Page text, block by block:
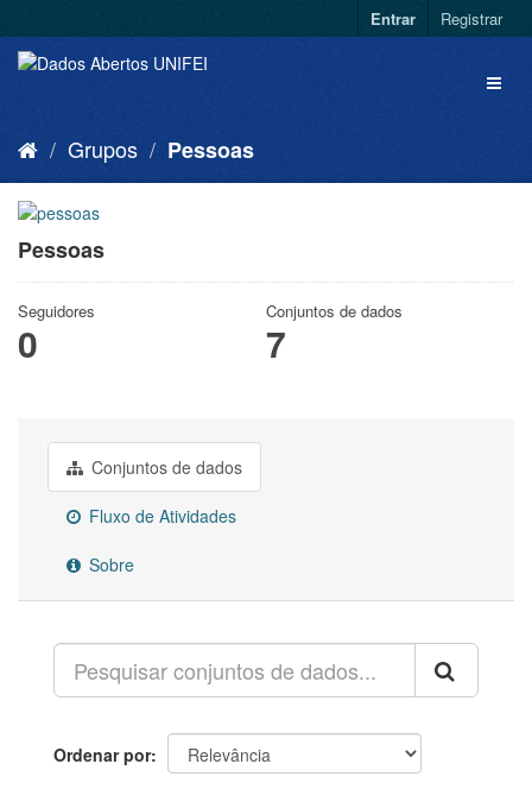
Entrar Registrar
Grupos Pessoas
Pessoas
Seguidores
0
Conjuntos de dados
7
Conjuntos de dados
Fluxo de Atividades
Sobre
Ordenar por